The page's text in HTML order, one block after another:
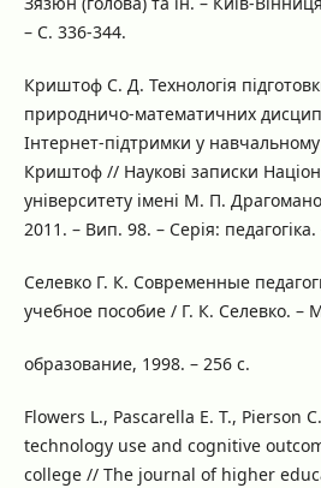
– С. 336-344.
Криштоф С. Д. Технологія
природничо-математичних
Інтернет-підтримки у
Криштоф // Наукові записки
університету імені М. П.
2011. – Вип. 98. – Серія:
Селевко Г. К. Современные
учебное пособие / Г. К. Селевко. –
образование, 1998. – 256 с.
Flowers L., Pascarella E. T., Pierson
technology use and cognitive
college // The journal of higher